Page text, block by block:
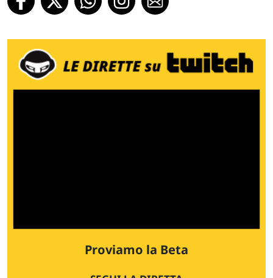
Proviamo la Beta